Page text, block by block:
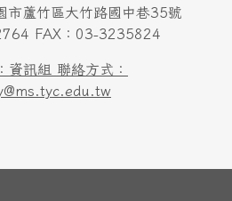
蘆竹區大竹路國中巷35號
FAX：03-3235824
資訊組 聯絡方式：